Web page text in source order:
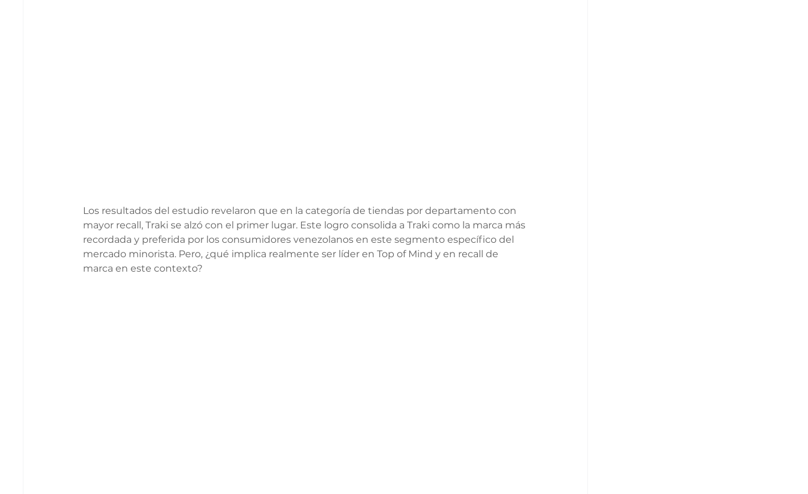
Los resultados del estudio revelaron que en la categoría de tiendas por departamento con
mayor recall, Traki se alzó con el primer lugar. Este logro consolida a Traki como la marca más
recordada y preferida por los consumidores venezolanos en este segmento específico del
mercado minorista. Pero, ¿qué implica realmente ser líder en Top of Mind y en recall de
marca en este contexto?